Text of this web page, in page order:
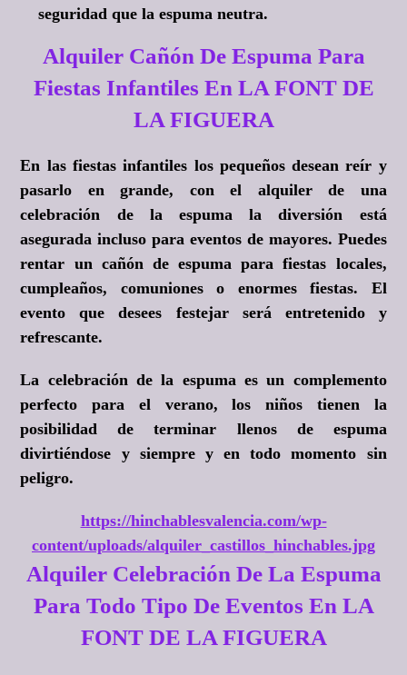
seguridad que la espuma neutra.
Alquiler Cañón De Espuma Para
Fiestas Infantiles En LA FONT DE
LA FIGUERA
En las fiestas infantiles los pequeños desean reír y
pasarlo en grande, con el alquiler de una
celebración de la espuma la diversión está
asegurada incluso para eventos de mayores. Puedes
rentar un cañón de espuma para fiestas locales,
cumpleaños, comuniones o enormes fiestas. El
evento que desees festejar será entretenido y
refrescante.
La celebración de la espuma es un complemento
perfecto para el verano, los niños tienen la
posibilidad de terminar llenos de espuma
divirtiéndose y siempre y en todo momento sin
peligro.
https://hinchablesvalencia.com/wp-
content/uploads/alquiler_castillos_hinchables.jpg
Alquiler Celebración De La Espuma
Para Todo Tipo De Eventos En LA
FONT DE LA FIGUERA